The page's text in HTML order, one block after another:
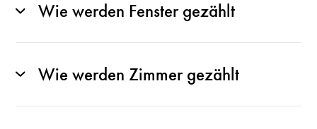
Wie werden Fenster gezählt
Wie werden Zimmer gezählt